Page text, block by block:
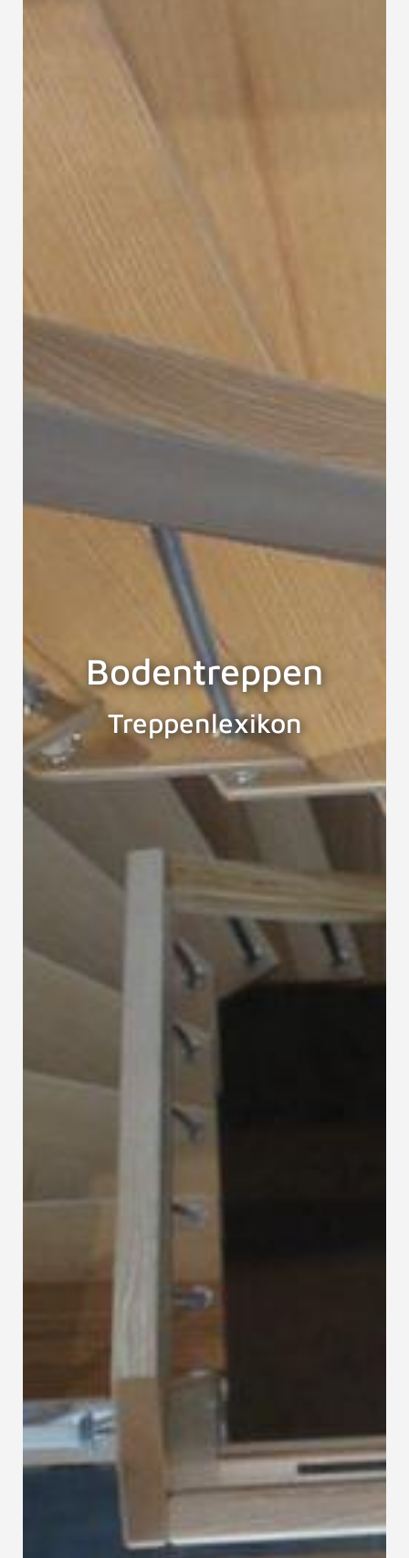
Bodentreppen
Treppenlexikon